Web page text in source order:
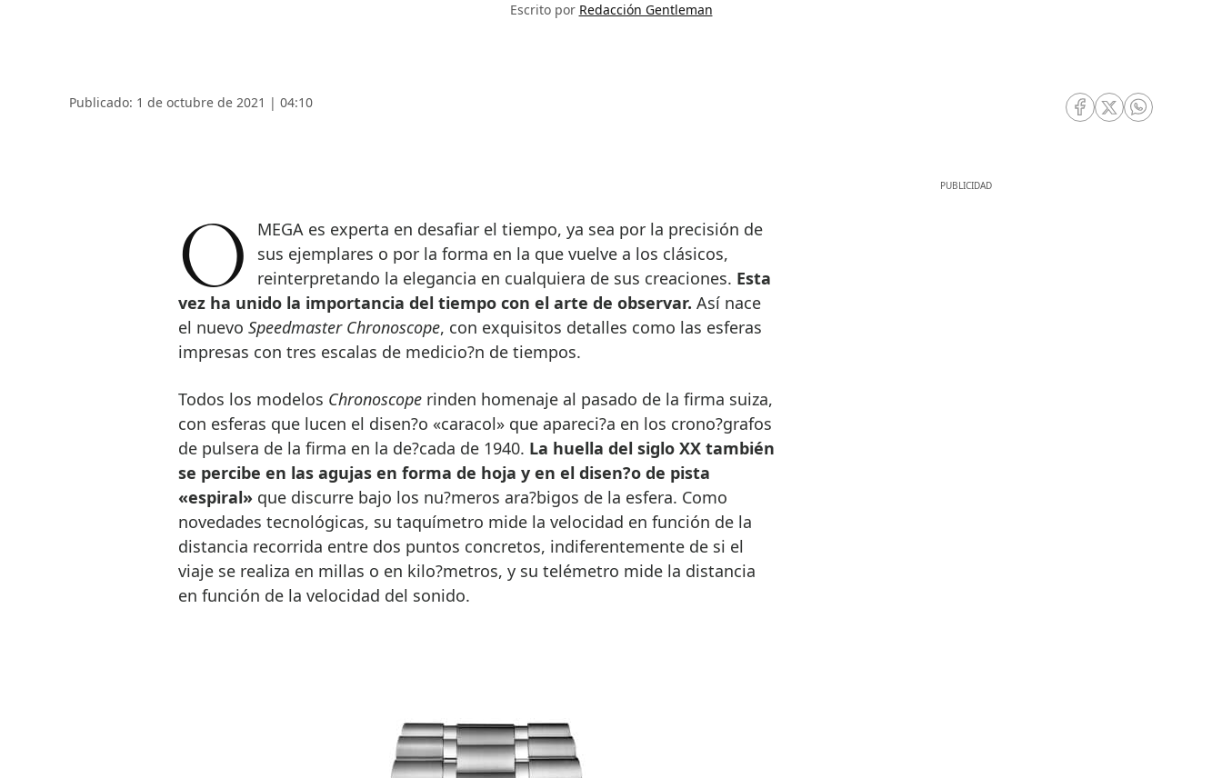
Escrito por Redacción Gentleman
Publicado: 1 de octubre de 2021 | 04:10
RRSS Facebook
RRSS Twitter
RRSS
OMEGA es experta en desafiar el tiempo, ya sea por la precisión de
sus ejemplares o por la forma en la que vuelve a los clásicos,
reinterpretando la elegancia en cualquiera de sus creaciones. Esta
vez ha unido la importancia del tiempo con el arte de observar. Así nace
el nuevo Speedmaster Chronoscope, con exquisitos detalles como las esferas
impresas con tres escalas de medicio?n de tiempos.
Todos los modelos Chronoscoperinden homenaje al pasado de la firma suiza,
con esferas que lucen el disen?o «caracol» que apareci?a en los crono?grafos
de pulsera de la firma en la de?cada de 1940. La huella del siglo XX también
se percibe en las agujas en forma de hoja y en el disen?o de pista
«espiral» que discurre bajo los nu?meros ara?bigos de la esfera. Como
novedades tecnológicas, su taquímetro mide la velocidad en función de la
distancia recorrida entre dos puntos concretos, indiferentemente de si el
viaje se realiza en millas o en kilo?metros, y su telémetro mide la distancia
en función de la velocidad del sonido.